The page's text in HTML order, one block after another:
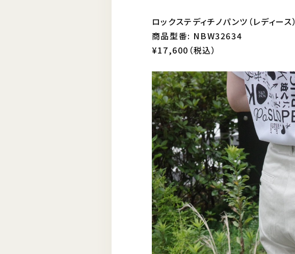
ロックステディチノパンツ（レディース）
商品型番: NBW32634
¥17,600（税込）